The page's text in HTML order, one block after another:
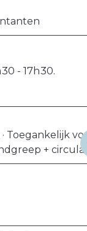
- 17h30.
Toegankelijk
+